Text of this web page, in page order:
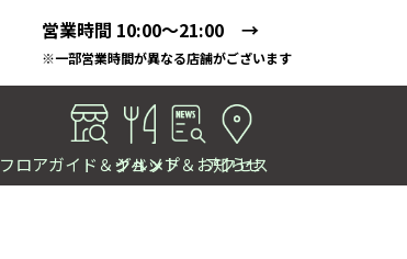
営業時間 10:00～21:00 →
※一部営業時間が異なる店舗がございます
フロアガイド＆ショップ
グルメ
イベント＆お知らせ
アクセス